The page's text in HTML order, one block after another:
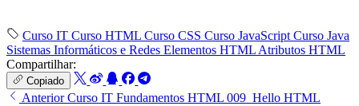
Curso IT Curso HTML Curso CSS Curso JavaScript Curso Java
Sistemas Informáticos e Redes Elementos HTML Atributos HTML
Compartilhar:
Copiado
AnteriorCurso IT Fundamentos HTML 009_Hello HTML